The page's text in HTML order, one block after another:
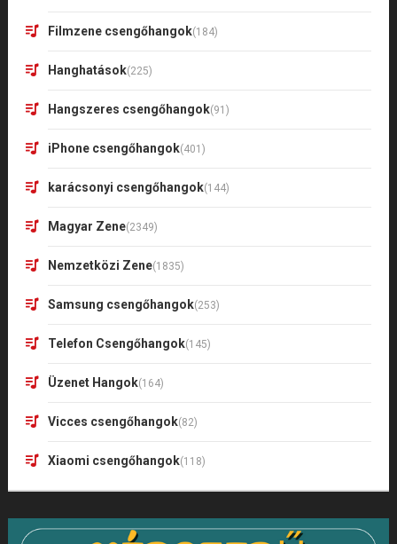
Filmzene csengőhangok(184)
Hanghatások(225)
Hangszeres csengőhangok(91)
iPhone csengőhangok(401)
karácsonyi csengőhangok(144)
Magyar Zene(2349)
Nemzetközi Zene(1835)
Samsung csengőhangok(253)
Telefon Csengőhangok(145)
Üzenet Hangok(164)
Vicces csengőhangok(82)
Xiaomi csengőhangok(118)